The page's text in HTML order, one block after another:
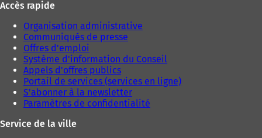
e
t
)
o
n
g
l
e
t
)
Accès rapide
Organisation administrative
Communiqués de presse
Offres d'emploi
Système d'information du Conseil
Appels d'offres publics
Portail de services (services en ligne)
S'abonner à la newsletter
Paramètres de confidentialité
Service de la ville